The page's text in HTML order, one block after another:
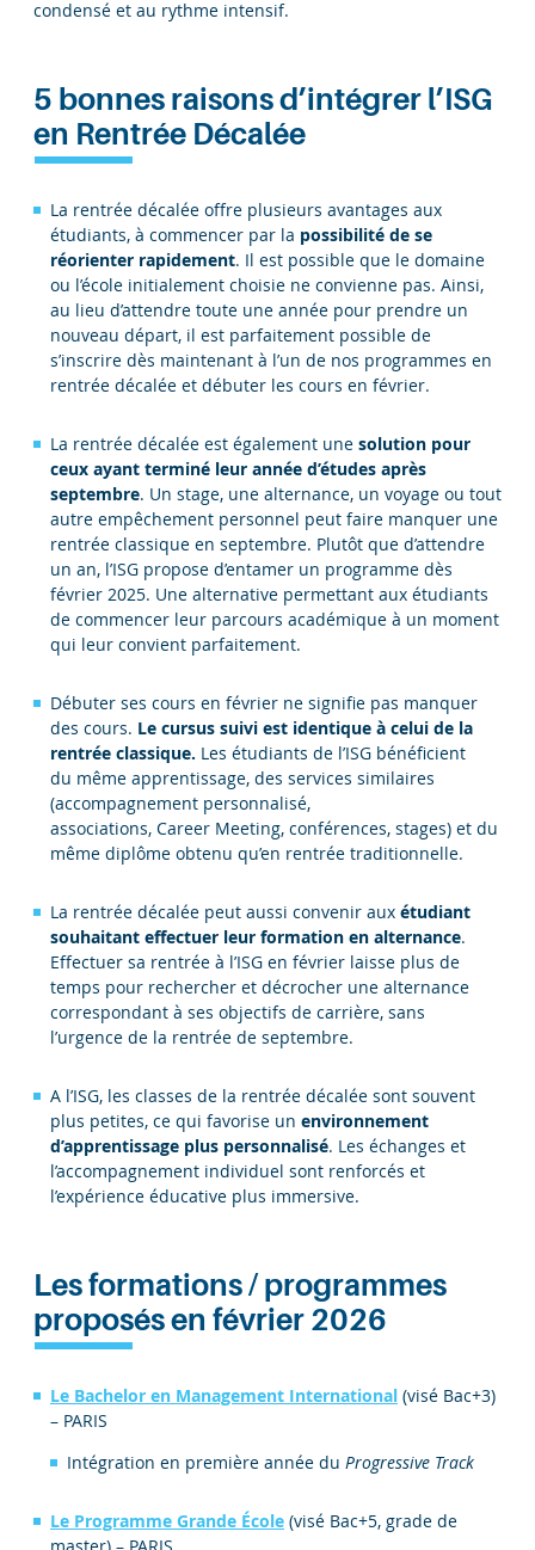
condensé et au rythme intensif.
5 bonnes raisons d’intégrer l’ISG
en Rentrée Décalée
La rentrée décalée offre plusieurs avantages aux
étudiants, à commencer par la possibilité de se
réorienter rapidement. Il est possible que le domaine
ou l’école initialement choisie ne convienne pas. Ainsi,
au lieu d’attendre toute une année pour prendre un
nouveau départ, il est parfaitement possible de
s’inscrire dès maintenant à l’un de nos programmes en
rentrée décalée et débuter les cours en février.
La rentrée décalée est également une solution pour
ceux ayant terminé leur année d’études après
septembre. Un stage, une alternance, un voyage ou tout
autre empêchement personnel peut faire manquer une
rentrée classique en septembre. Plutôt que d’attendre
un an, l’ISG propose d’entamer un programme dès
février 2025. Une alternative permettant aux étudiants
de commencer leur parcours académique à un moment
qui leur convient parfaitement.
Débuter ses cours en février ne signifie pas manquer
des cours. Le cursus suivi est identique à celui de la
rentrée classique. Les étudiants de l’ISG bénéficient
du même apprentissage, des services similaires
(accompagnement personnalisé,
associations, Career Meeting, conférences, stages) et du
même diplôme obtenu qu’en rentrée traditionnelle.
La rentrée décalée peut aussi convenir aux étudiant
souhaitant effectuer leur formation en alternance.
Effectuer sa rentrée à l’ISG en février laisse plus de
temps pour rechercher et décrocher une alternance
correspondant à ses objectifs de carrière, sans
l’urgence de la rentrée de septembre.
A l’ISG, les classes de la rentrée décalée sont souvent
plus petites, ce qui favorise un environnement
d’apprentissage plus personnalisé. Les échanges et
l’accompagnement individuel sont renforcés et
l’expérience éducative plus immersive.
Les formations / programmes
proposés en février 2026
Le Bachelor en Management International (visé Bac+3)
– PARIS
Intégration en première année du Progressive Track
Le Programme Grande École (visé Bac+5, grade de